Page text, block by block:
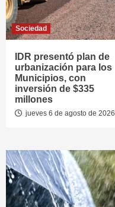
Sociedad
IDR presentó plan de
urbanización para los
Municipios, con
inversión de $335
millones
jueves 6 de agosto de 2026